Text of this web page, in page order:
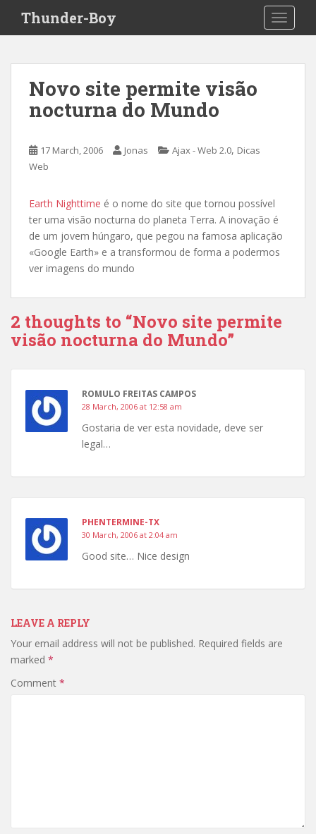
i
Thunder-Boy
Novo site permite visão
nocturna do Mundo
17 March, 2006 Jonas Ajax - Web 2.0, Dicas
Web
Earth Nighttime é o nome do site que tornou possível
ter uma visão nocturna do planeta Terra. A inovação é
de um jovem húngaro, que pegou na famosa aplicação
«Google Earth» e a transformou de forma a podermos
ver imagens do mundo
2 thoughts to “Novo site permite
visão nocturna do Mundo”
ROMULO FREITAS CAMPOS
28 March, 2006 at 12:58 am
Gostaria de ver esta novidade, deve ser
legal…
PHENTERMINE-TX
30 March, 2006 at 2:04 am
Good site… Nice design
LEAVE A REPLY
Your email address will not be published. Required fields are
marked *
Comment *